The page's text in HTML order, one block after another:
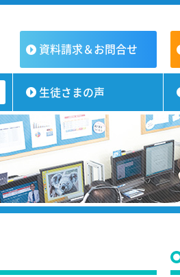
資料請求＆お問合せ
生徒さまの声